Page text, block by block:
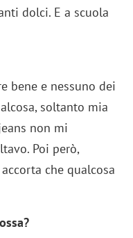
dolci. E a scuola
bene e nessuno dei
soltanto mia
non mi
Poi però,
che qualcosa